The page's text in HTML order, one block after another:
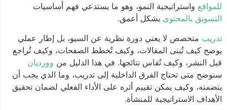
للمواقعواستراتيجية النمو، وهو ما يستدعي فهم أساسيات
التسويق بالمحتوىبشكل أعمق.
تدريبمتخصص لا يعني دورة نظرية عن السيو، بل إطار عملي
يوضح كيف تُبنى المقالات، وكيف تُخطط الصفحات، وكيف تُراجع
قبل النشر، وكيف تُقاس نتائجها. في هذا الدليل من وورديان
سنوضح متى تحتاج الفرق الداخلية إلى تدريب، وما الذي يجب أن
يتضمنه، وكيف يمكن تقييم أثره على الأداء الفعلي لضمان تحقيق
الأهداف الاستراتيجية للمنشأة.